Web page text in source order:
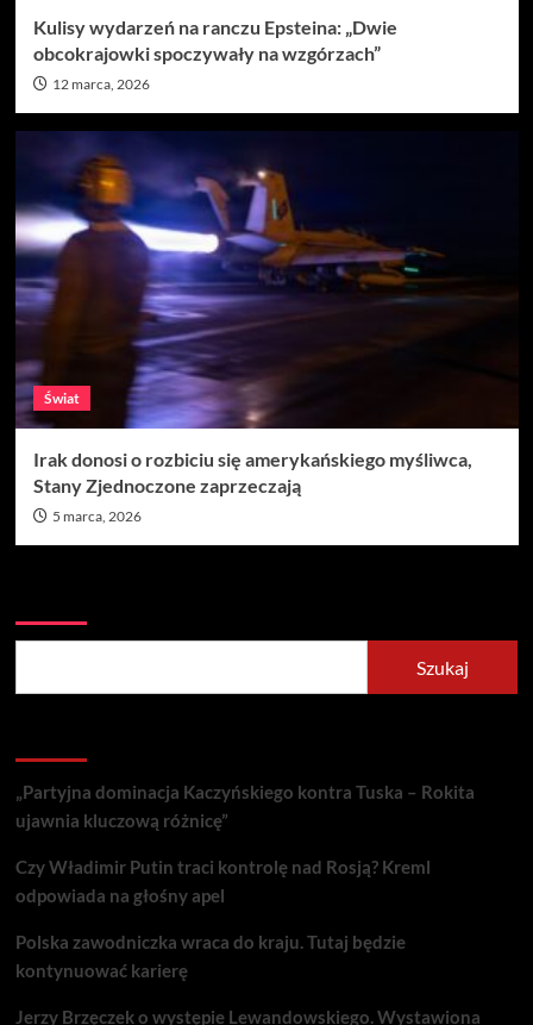
Kulisy wydarzeń na ranczu Epsteina: „Dwie
obcokrajowki spoczywały na wzgórzach”
12 marca, 2026
Świat
Irak donosi o rozbiciu się amerykańskiego myśliwca,
Stany Zjednoczone zaprzeczają
5 marca, 2026
Szukaj
„Partyjna dominacja Kaczyńskiego kontra Tuska – Rokita
ujawnia kluczową różnicę”
Czy Władimir Putin traci kontrolę nad Rosją? Kreml
odpowiada na głośny apel
Polska zawodniczka wraca do kraju. Tutaj będzie
kontynuować karierę
Jerzy Brzęczek o występie Lewandowskiego. Wystawiona